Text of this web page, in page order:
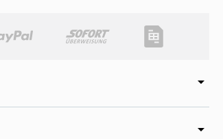
arrow_drop_down
arrow_drop_down